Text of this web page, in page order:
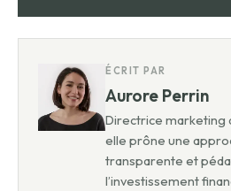
ÉCRIT PAR
Aurore Perrin
Directrice marketing
elle prône une
transparente et
l’investissement